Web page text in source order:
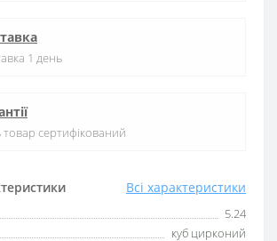
Всі характеристики
5.24
куб цирконий
1 день
товар сертифікований